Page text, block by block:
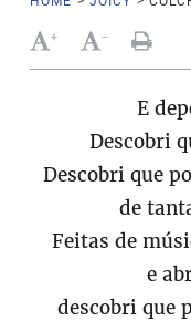
+ -
E
Descobri
Descobri que
de
Feitas de
e
descobri que